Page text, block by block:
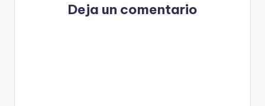
Deja un comentario